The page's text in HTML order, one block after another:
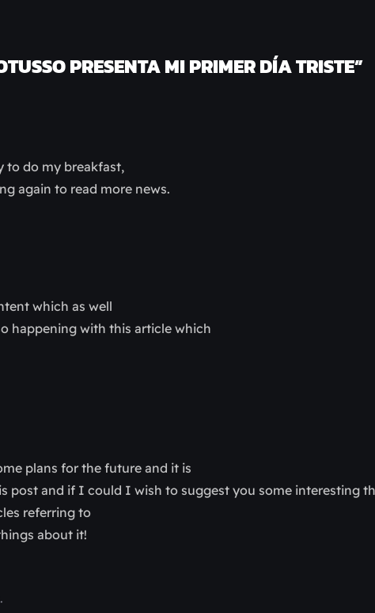
PRESENTA MI PRIMER DÍA TRISTE”
to do my breakfast,
again to read more news.
which as well
happening with this article which
plans for the future and it is
post and if I could I wish to suggest you some interesting
referring to
about it!